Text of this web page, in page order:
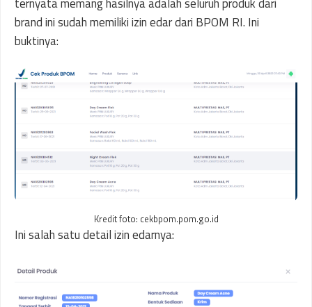
brand ini sudah memiliki izin edar dari BPOM RI. Ini
buktinya:
Kredit foto: cekbpom.pom.go.id
Ini salah satu detail izin edarnya: